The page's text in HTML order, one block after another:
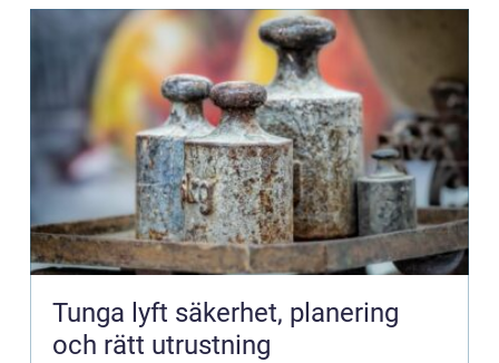
Tunga lyft säkerhet, planering
och rätt utrustning